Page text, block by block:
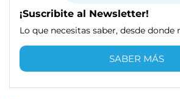
¡Suscribite al Newsletter!
Lo que necesitas saber, desde donde
SABER MÁS